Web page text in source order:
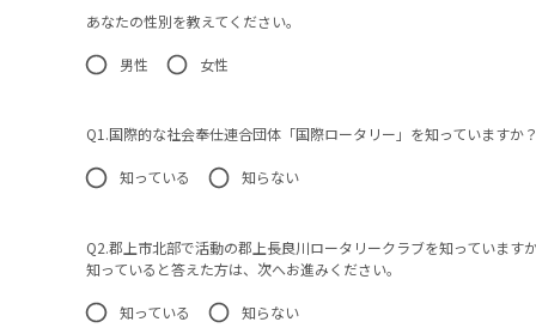
あなたの性別を教えてください。
男性 女性
Q1.国際的な社会奉仕連合団体「国際ロータリー」を知っていますか？
知っている 知らない
Q2.郡上市北部で活動の郡上長良川ロータリークラブを知っています
知っていると答えた方は、次へお進みください。
知っている 知らない